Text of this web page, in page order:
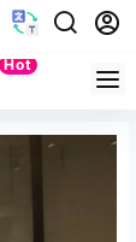
Hot
Quest